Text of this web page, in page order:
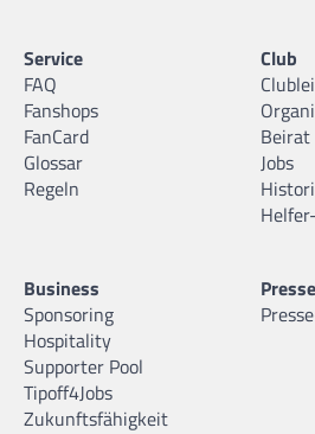
Service
FAQ
Fanshops
FanCard
Glossar
Regeln
Club
Beirat
Jobs
Business
Sponsoring
Hospitality
Supporter Pool
Tipoff4Jobs
Zukunftsfähigkeit
Presse